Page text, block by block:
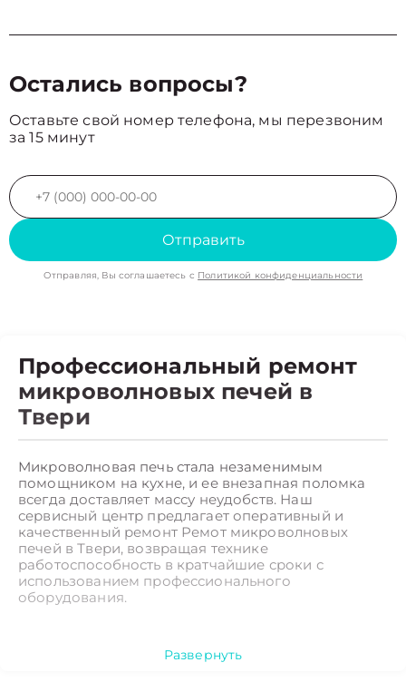
Остались вопросы?
Оставьте свой номер телефона, мы перезвоним
за 15 минут
Отправить
Отправляя, Вы соглашаетесь с Политикой конфиденциальности
Профессиональный ремонт
микроволновых печей в
Твери
Микроволновая печь стала незаменимым
помощником на кухне, и ее внезапная поломка
всегда доставляет массу неудобств. Наш
сервисный центр предлагает оперативный и
качественный ремонт Ремот микроволновых
печей в Твери, возвращая технике
работоспособность в кратчайшие сроки с
использованием профессионального
оборудования.
микроволновых печей мы
Развернуть